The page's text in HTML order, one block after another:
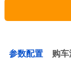
参数配置 购